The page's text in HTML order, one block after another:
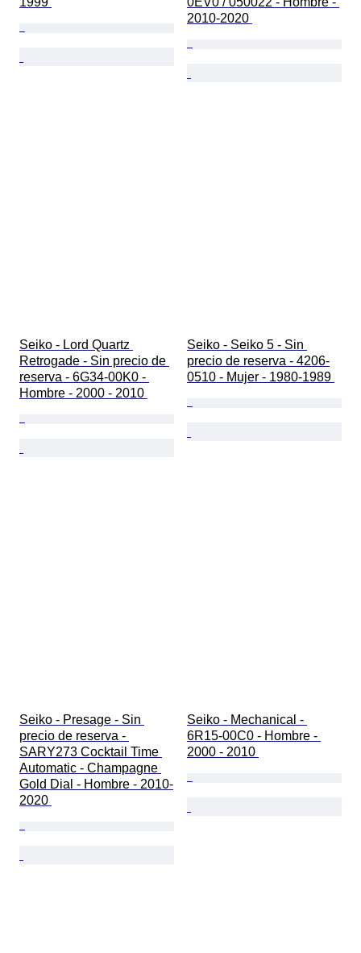
2010-2020
Seiko - Lord Quartz
Retrogade - Sin precio de
reserva - 6G34-00K0 -
Hombre - 2000 - 2010
Seiko - Seiko 5 - Sin
precio de reserva - 4206-
0510 - Mujer - 1980-1989
Seiko - Presage - Sin
precio de reserva -
SARY273 Cocktail Time
Automatic - Champagne
Gold Dial - Hombre - 2010-
2020
Seiko - Mechanical -
6R15-00C0 - Hombre -
2000 - 2010